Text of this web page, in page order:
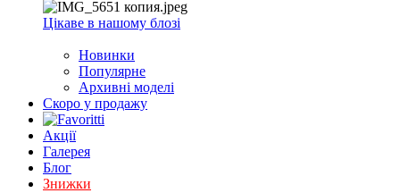
Цікаве в нашому блозі
Новинки
Популярне
Архивні моделі
Скоро у продажу
Акції
Галерея
Блог
Знижки